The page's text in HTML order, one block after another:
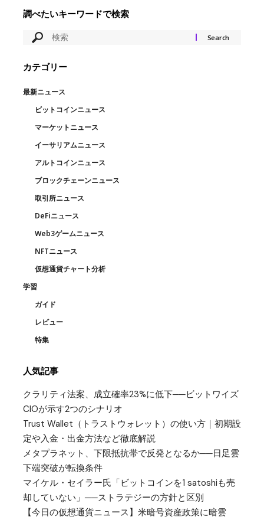
調べたいキーワードで検索
カテゴリー
最新ニュース
ビットコインニュース
マーケットニュース
イーサリアムニュース
アルトコインニュース
ブロックチェーンニュース
取引所ニュース
DeFiニュース
Web3ゲームニュース
NFTニュース
仮想通貨チャート分析
学習
ガイド
レビュー
特集
人気記事
クラリティ法案、成立確率23%に低下──ビットワイズ
CIOが示す2つのシナリオ
Trust Wallet（トラストウォレット）の使い方｜初期設
定や入金・出金方法など徹底解説
メタプラネット、下限抵抗帯で反発となるか──日足雲
下端突破が転換条件
マイケル・セイラー氏「ビットコインを1 satoshiも売
却していない」──ストラテジーの方針と区別
【今日の仮想通貨ニュース】米暗号資産政策に暗雲